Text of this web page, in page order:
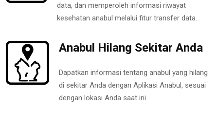
data, dan memperoleh informasi riwayat
kesehatan anabul melalui fitur transfer data.
Anabul Hilang Sekitar Anda
Dapatkan informasi tentang anabul yang hilang
di sekitar Anda dengan Aplikasi Anabul, sesuai
dengan lokasi Anda saat ini.